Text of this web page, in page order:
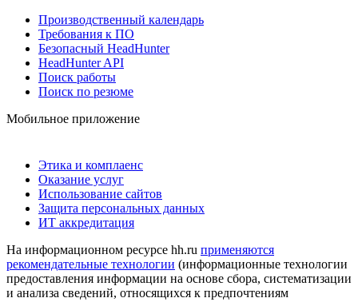
Производственный календарь
Требования к ПО
Безопасный HeadHunter
HeadHunter API
Поиск работы
Поиск по резюме
Мобильное приложение
Этика и комплаенс
Оказание услуг
Использование сайтов
Защита персональных данных
ИТ аккредитация
На информационном ресурсе hh.ru применяются
рекомендательные технологии (информационные технологии
предоставления информации на основе сбора, систематизации
и анализа сведений, относящихся к предпочтениям